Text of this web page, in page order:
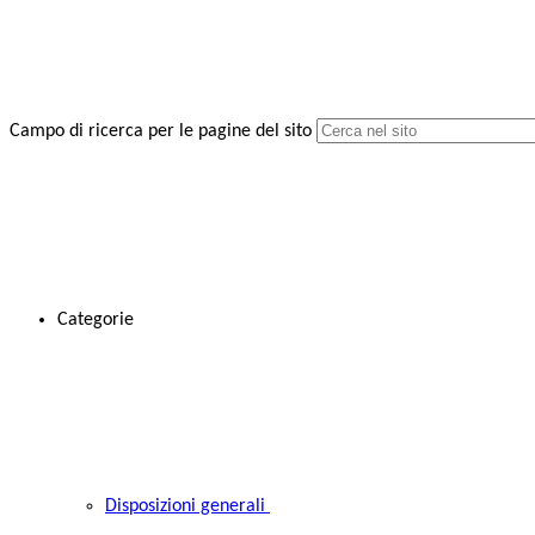
Campo di ricerca per le pagine del sito
Categorie
Disposizioni generali